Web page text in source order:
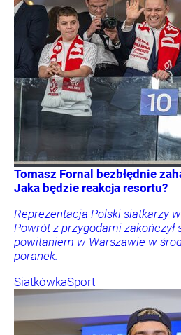
Tomasz Fornal bezbłędnie
Jaka będzie reakcja resortu?
Reprezentacja Polski siatkarzy
Powrót z przygodami zakończył
powitaniem w Warszawie w
poranek.
SiatkówkaSport